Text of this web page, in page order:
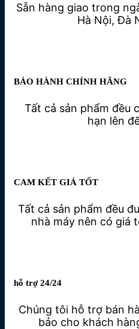
Sẵn hàng giao trong
Hà Nội, Đà
BẢO HÀNH CHÍNH HÃNG
Tất cả sản phẩm đều
hạn lên
CAM KẾT GIÁ TỐT
Tất cả sản phẩm đều
nhà máy nên có giá
hỗ trợ 24/24
Chúng tôi hỗ trợ bán
bảo cho khách